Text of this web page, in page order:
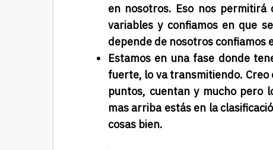
en nosotros. Eso nos permitirá
variables y confiamos en que
depende de nosotros confiamos
Estamos en una fase donde
fuerte, lo va transmitiendo. Creo
puntos, cuentan y mucho pero
mas arriba estás en la
cosas bien.